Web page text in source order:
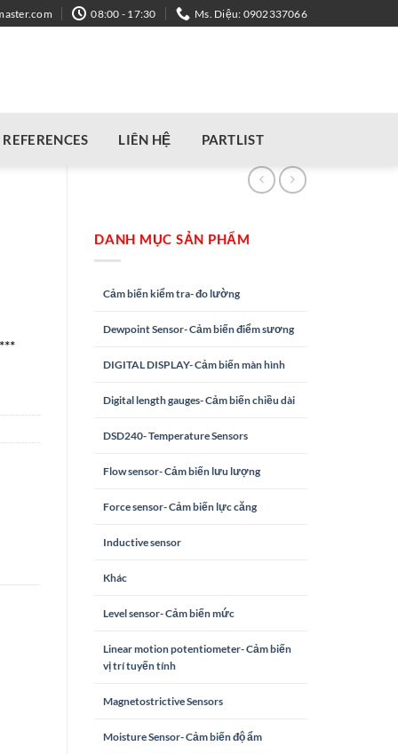
08:00 - 17:30 Ms. Diệu: 0902337066
REFERENCES LIÊN HỆ PARTLIST
DANH MỤC SẢN PHẨM
Cảm biến kiểm tra- đo lường
Dewpoint Sensor- Cảm biến điểm sương
DIGITAL DISPLAY- Cảm biến màn hình
Digital length gauges- Cảm biến chiều dài
DSD240- Temperature Sensors
Flow sensor- Cảm biến lưu lượng
Force sensor- Cảm biến lực căng
Inductive sensor
Khác
Level sensor- Cảm biến mức
Linear motion potentiometer- Cảm biến
vị trí tuyến tính
Magnetostrictive Sensors
Moisture Sensor- Cảm biến độ ẩm